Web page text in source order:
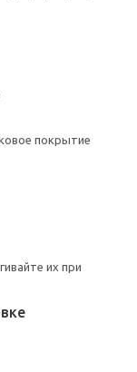
покрытие
их при